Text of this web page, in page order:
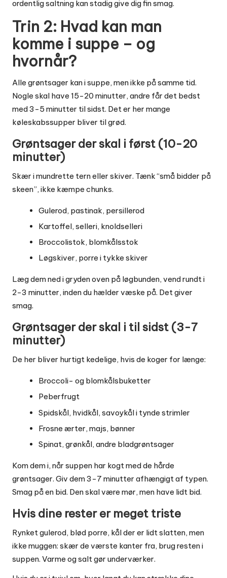
ordentlig saltning kan stadig give dig fin smag.
Trin 2: Hvad kan man
komme i suppe – og
hvornår?
Alle grøntsager kan i suppe, men ikke på samme tid.
Nogle skal have 15-20 minutter, andre får det bedst
med 3-5 minutter til sidst. Det er her mange
køleskabssupper bliver til grød.
Grøntsager der skal i først (10-20
minutter)
Skær i mundrette tern eller skiver. Tænk “små bidder på
skeen”, ikke kæmpe chunks.
Gulerod, pastinak, persillerod
Kartoffel, selleri, knoldselleri
Broccolistok, blomkålsstok
Løgskiver, porre i tykke skiver
Læg dem ned i gryden oven på løgbunden, vend rundt i
2-3 minutter, inden du hælder væske på. Det giver
smag.
Grøntsager der skal i til sidst (3-7
minutter)
De her bliver hurtigt kedelige, hvis de koger for længe:
Broccoli- og blomkålsbuketter
Peberfrugt
Spidskål, hvidkål, savoykål i tynde strimler
Frosne ærter, majs, bønner
Spinat, grønkål, andre bladgrøntsager
Kom dem i, når suppen har kogt med de hårde
grøntsager. Giv dem 3-7 minutter afhængigt af typen.
Smag på en bid. Den skal være mør, men have lidt bid.
Hvis dine rester er meget triste
Rynket gulerod, blød porre, kål der er lidt slatten, men
ikke muggen: skær de værste kanter fra, brug resten i
suppen. Varme og salt gør underværker.